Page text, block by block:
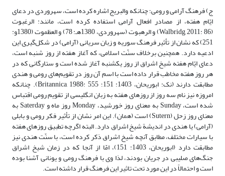
ج) فرهنگ آرامی و رومی؛ چنانکه والبریج اشاره کرده است، سهروردی در دعای
ایّام هفته، از مصادر افعال آرامی استفاده کرده است، مانند: الرغبوت
(Walbridg, 2011: 86) و الرهبوت (سهروردی، 1380هـ: 78) و العظموت (1380و:
251) که نشان از تأثیر فرهنگ سوریه و زبان سریانی (آرامی) در شکل‌گیری این
ادعیه دارد. همچنین برخلاف سنّت اسلامی، که آغاز هفته از روز شنبه است،
دعای ایّام هفته شیخ اشراق از روز یکشنبه آغاز شده است و ستارگانی که در
هر روز هفته مخاطب قرار داده است با اسم آن روز در تقویم‌های رومی و هندی
مطابقت دارند (نک: ابوریحان، 1403: 151؛ Britannica, 1988: 555). چنانکه
امروزه نیز نام سه روز از روزهای هفته به زبان انگلیسی از تقویم رومی اقتباس
شده است، Sunday به معنای روز خورشید، Monday روز ماه و Saterday به
معنای روز زحل (Sutern) است (همان). این امر نشان از تأثیر فکر رومی و بابلی
(آرامی) یا هندی در اندیشة شیخ اشراق دارد. البته اگرچه تطبیق روزهای هفته
با سیارات مختلف، مطابق آنچه شیخ اشراق ذکر کرده است، با سنّت هندی نیز
مطابقت دارد (ابوریحان، 1403: 151)، امّا از آنجا که در زمان شیخ اشراق
جنگ‌های صلیبی در جریان بودند، لذا وی با فرهنگ رومی و یونانی آشنا بوده
است و احتمالاً در این مورد تحت تاثیر این فرهنگ قرار داشته است.